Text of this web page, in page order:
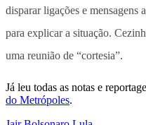
disparar ligações e mensagens
para explicar a situação.
uma reunião de “cortesia”.
Já leu todas as notas e
do Metrópoles.